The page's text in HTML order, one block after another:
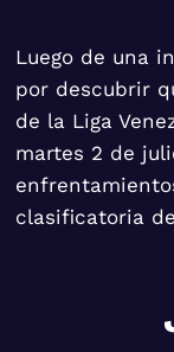
Luego de una
por descubrir
de la Liga
martes 2 de
clasificatoria